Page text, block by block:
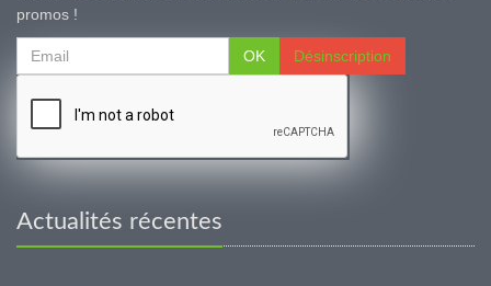
promos !
OK Désinscription
Actualités récentes